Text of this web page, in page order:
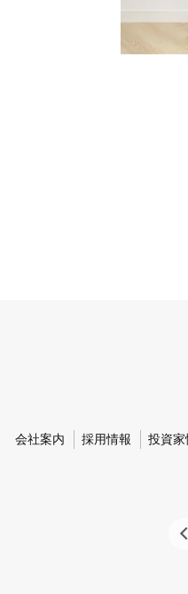
会社案内 採用情報 投資家